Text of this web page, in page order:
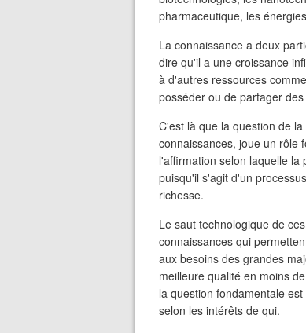
pharmaceutique, les
La connaissance a deux
dire qu'il a une croissance
à d'autres ressources
posséder ou de partager
C'est là que la question de
connaissances, joue un rôle
l'affirmation selon laquelle la
puisqu'il s'agit d'un
richesse.
Le saut technologique de
connaissances qui
aux besoins des grandes
meilleure qualité en moins
la question fondamentale
selon les intérêts de qui.